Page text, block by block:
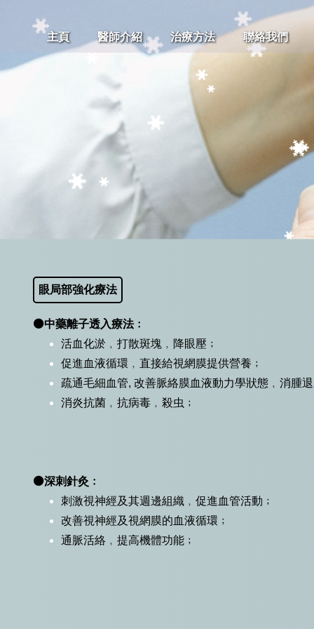
主頁 醫師介紹 治療方法 聯絡我們
眼局部強化療法
⚫中藥離子透入療法﹕
活血化淤﹐打散斑塊﹐降眼壓﹔
促進血液循環﹐直接給視網膜提供營養﹔
疏通毛細血管, 改善脈絡膜血液動力學狀態﹐消腫
消炎抗菌﹐抗病毒﹐殺虫﹔
⚫深刺針灸﹕
刺激視神經及其週邊組織﹐促進血管活動﹔
改善視神經及視網膜的血液循環﹔
通脈活絡﹐提高機體功能﹔